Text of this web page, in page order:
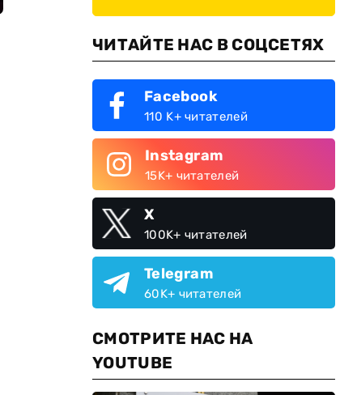
ЧИТАЙТЕ НАС В СОЦСЕТЯХ
Facebook
110 K+ читателей
Instagram
15K+ читателей
X
100K+ читателей
Telegram
60K+ читателей
СМОТРИТЕ НАС НА
YOUTUBE